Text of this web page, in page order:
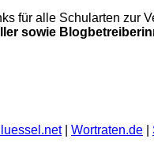
für alle Schularten zur
sowie
| Wortraten.de